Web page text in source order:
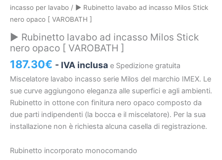
€331 €229
incasso per lavabo / ► Rubinetto lavabo ad incasso Milos Stick
nero opaco [ VAROBATH ]
► Rubinetto lavabo ad incasso Milos Stick
nero opaco [ VAROBATH ]
187.30€ - IVA inclusa e Spedizione gratuita
Miscelatore lavabo incasso serie Milos del marchio IMEX. Le
sue curve aggiungono eleganza alle superfici e agli ambienti.
Rubinetto in ottone con finitura nero opaco composto da
due parti indipendenti (la bocca e il miscelatore). Per la sua
installazione non è richiesta alcuna casella di registrazione.
Rubinetto incorporato monocomando
Rubinetto
lavabo
incasso
Milos
Stick
nero
opaco
[
VAROBATH
]